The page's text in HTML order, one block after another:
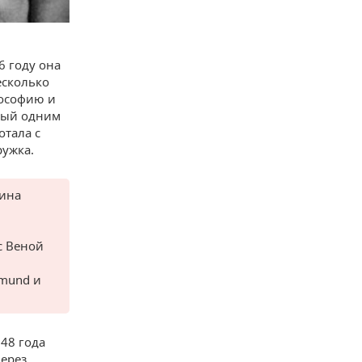
году она
и
одним
с
Веной
и
года